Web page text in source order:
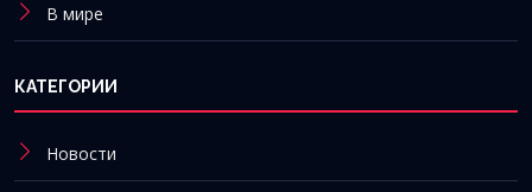
В мире
КАТЕГОРИИ
Новости